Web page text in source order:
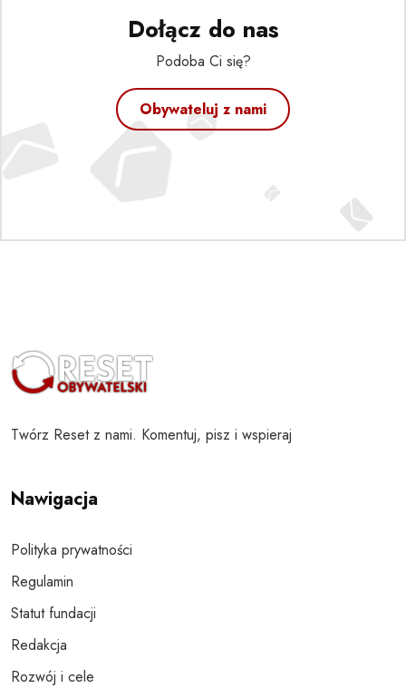
Dołącz do nas
Podoba Ci się?
Obywateluj z nami
Twórz Reset z nami. Komentuj, pisz i wspieraj
Nawigacja
Polityka prywatności
Regulamin
Statut fundacji
Redakcja
Rozwój i cele